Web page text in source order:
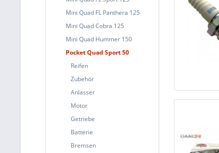
Mini Quad FL Panthera 125
Mini Quad Cobra 125
Mini Quad Hummer 150
Pocket Quad Sport 50
Reifen
Zubehör
Anlasser
Motor
Getriebe
Batterie
Bremsen